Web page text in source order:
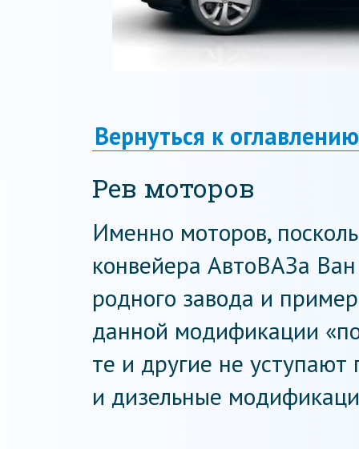
Вернуться к оглавлению
Рев моторов
Именно моторов,
конвейера АвтоВАЗа
родного завода и
данной модификации
те и другие не
и дизельные